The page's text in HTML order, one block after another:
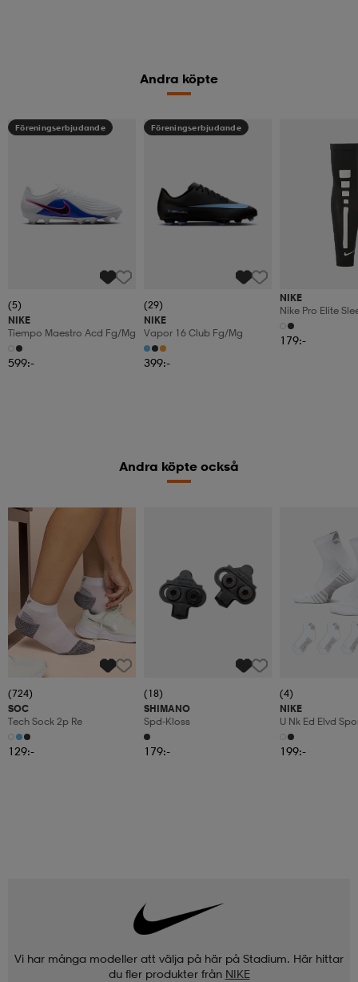
Andra köpte
Föreningserbjudande
(5)
NIKE
Tiempo Maestro Acd Fg/mg
599:-
Föreningserbjudande
(29)
NIKE
Vapor 16 Club Fg/mg
399:-
NIKE
Nike Pro Elite
179:-
Andra köpte också
(724)
SOC
Tech Sock 2p Re
129:-
(18)
SHIMANO
Spd-Kloss
179:-
(4)
NIKE
U Nk Ed Elvd
199:-
Vi har många modeller att välja på här på Stadium. Här hittar
du fler produkter från NIKE